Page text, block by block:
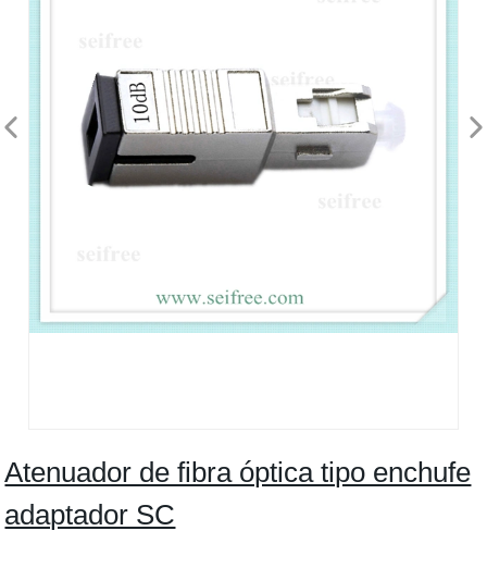
Atenuador de fibra óptica tipo enchufe
adaptador SC